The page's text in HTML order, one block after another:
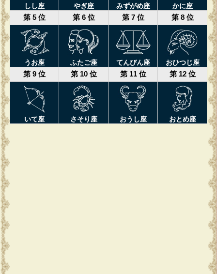
しし座 やぎ座 みずがめ座 かに座
第 5 位 第 6 位 第 7 位 第 8 位
うお座 ふたご座 てんびん座 おひつじ座
第 9 位 第 10 位 第 11 位 第 12 位
いて座 さそり座 おうし座 おとめ座